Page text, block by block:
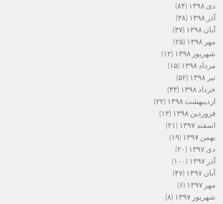
دی ۱۳۹۸
(۸۴)
آذر ۱۳۹۸
(۳۸)
آبان ۱۳۹۸
(۳۷)
مهر ۱۳۹۸
(۲۵)
شهریور ۱۳۹۸
(۱۲)
مرداد ۱۳۹۸
(۱۵)
تیر ۱۳۹۸
(۵۲)
خرداد ۱۳۹۸
(۳۳)
اردیبهشت ۱۳۹۸
(۲۲)
فروردین ۱۳۹۸
(۱۳)
اسفند ۱۳۹۷
(۲۱)
بهمن ۱۳۹۷
(۱۹)
دی ۱۳۹۷
(۲۰)
آذر ۱۳۹۷
(۱۰۰)
آبان ۱۳۹۷
(۴۷)
مهر ۱۳۹۷
(۶)
شهریور ۱۳۹۷
(۸)